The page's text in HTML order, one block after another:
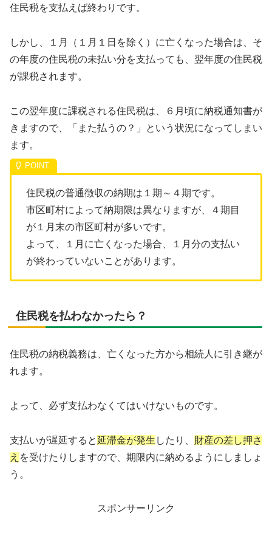
住民税を支払えば終わりです。
しかし、１月（１月１日を除く）に亡くなった場合は、そ
の年度の住民税の未払い分を支払っても、翌年度の住民税
が課税されます。
この翌年度に課税される住民税は、６月頃に納税通知書が
きますので、「また払うの？」という状況になってしまい
ます。
住民税の普通徴収の納期は１期～４期です。
市区町村によって納期限は異なりますが、４期目
が１月末の市区町村が多いです。
よって、１月に亡くなった場合、１月分の支払い
が終わっていないことがあります。
住民税を払わなかったら？
住民税の納税義務は、亡くなった方から相続人に引き継が
れます。
よって、必ず支払わなくてはいけないものです。
支払いが遅延すると延滞金が発生 したり、 財産の差し押さ
え を受けたりしますので、期限内に納めるようにしましょ
う。
スポンサーリンク